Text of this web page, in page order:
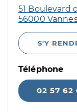
51 Boulevard
56000
S'Y
Téléphone
02 57 62